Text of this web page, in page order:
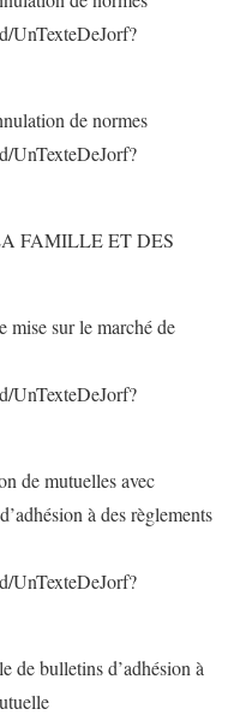
UnTexteDeJorf?
de normes
UnTexteDeJorf?
FAMILLE ET DES
mise sur le marché de
UnTexteDeJorf?
de mutuelles avec
à des règlements
UnTexteDeJorf?
de bulletins d’adhésion à